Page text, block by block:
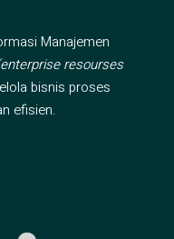
Manajemen
resourses
bisnis proses
efisien.